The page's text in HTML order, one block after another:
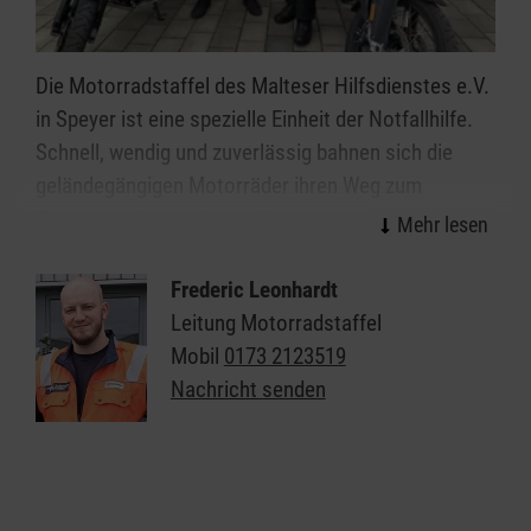
Die Motorradstaffel des Malteser Hilfsdienstes e.V.
in Speyer ist eine spezielle Einheit der Notfallhilfe.
Schnell, wendig und zuverlässig bahnen sich die
Einsatzort. Besonders in Katastrophenlagen mit
Straßenverhältnissen oder bei Großveranstaltungen
mit großen Menschenansammlungen sind sie
unverzichtbar.
Seit Februar engagieren sich die Kradfahrer aus
Frederic Leonhardt
Leitung Motorradstaffel
Mobil 0173 2123519
Nachricht senden